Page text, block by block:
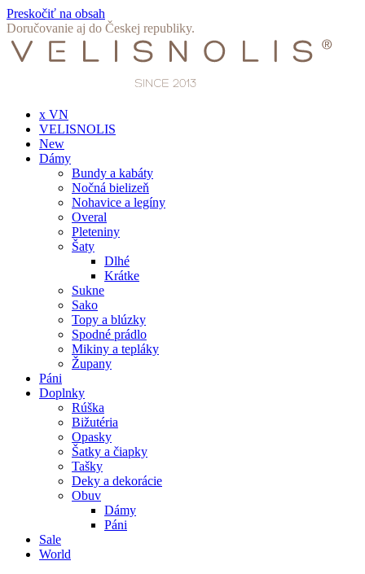
Preskočiť na obsah
Doručovanie aj do Českej republiky.
x VN
VELISNOLIS
New
Dámy
Bundy a kabáty
Nočná bielizeň
Nohavice a legíny
Overal
Pleteniny
Šaty
Dlhé
Krátke
Sukne
Sako
Topy a blúzky
Spodné prádlo
Mikiny a tepláky
Župany
Páni
Doplnky
Rúška
Bižutéria
Opasky
Šatky a čiapky
Tašky
Deky a dekorácie
Obuv
Dámy
Páni
Sale
World